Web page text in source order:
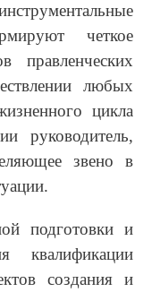
четкое
правленческих
любых
цикла
руководитель,
звено в
подготовки и
квалификации
создания и